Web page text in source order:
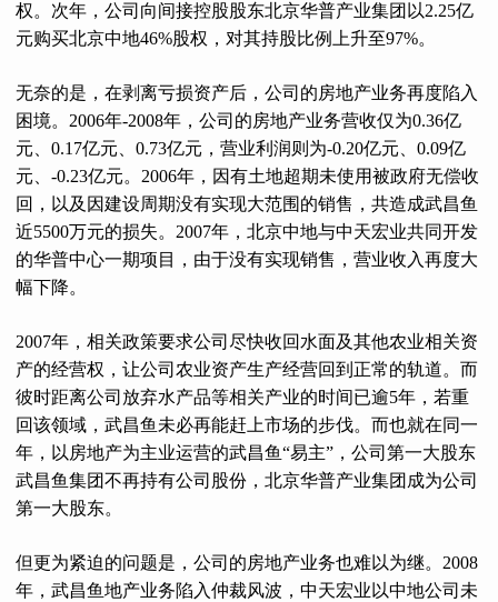
权。次年，公司向间接控股股东北京华普产业集团以2.25亿
元购买北京中地46%股权，对其持股比例上升至97%。
无奈的是，在剥离亏损资产后，公司的房地产业务再度陷入
困境。2006年-2008年，公司的房地产业务营收仅为0.36亿
元、0.17亿元、0.73亿元，营业利润则为-0.20亿元、0.09亿
元、-0.23亿元。2006年，因有土地超期未使用被政府无偿收
回，以及因建设周期没有实现大范围的销售，共造成武昌鱼
近5500万元的损失。2007年，北京中地与中天宏业共同开发
的华普中心一期项目，由于没有实现销售，营业收入再度大
幅下降。
2007年，相关政策要求公司尽快收回水面及其他农业相关资
产的经营权，让公司农业资产生产经营回到正常的轨道。而
彼时距离公司放弃水产品等相关产业的时间已逾5年，若重
回该领域，武昌鱼未必再能赶上市场的步伐。而也就在同一
年，以房地产为主业运营的武昌鱼“易主”，公司第一大股东
武昌鱼集团不再持有公司股份，北京华普产业集团成为公司
第一大股东。
但更为紧迫的问题是，公司的房地产业务也难以为继。2008
年，武昌鱼地产业务陷入仲裁风波，中天宏业以中地公司未